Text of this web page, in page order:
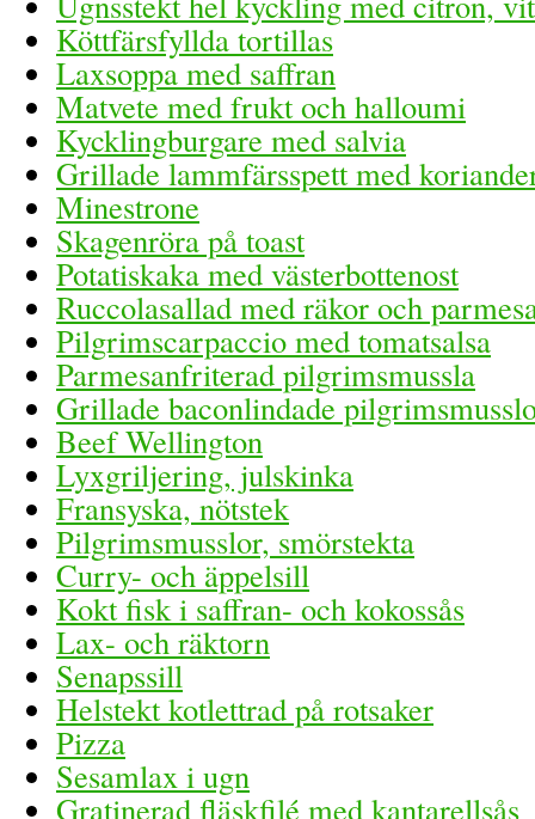
Köttfärsfyllda tortillas
Laxsoppa med saffran
Matvete med frukt och halloumi
Kycklingburgare med salvia
Grillade lammfärsspett med
Minestrone
Skagenröra på toast
Potatiskaka med västerbottenost
Ruccolasallad med räkor och
Pilgrimscarpaccio med tomatsalsa
Parmesanfriterad pilgrimsmussla
Grillade baconlindade
Beef Wellington
Lyxgriljering, julskinka
Fransyska, nötstek
Pilgrimsmusslor, smörstekta
Curry- och äppelsill
Kokt fisk i saffran- och kokossås
Lax- och räktorn
Senapssill
Helstekt kotlettrad på rotsaker
Pizza
Sesamlax i ugn
Gratinerad fläskfilé med kantarellsås